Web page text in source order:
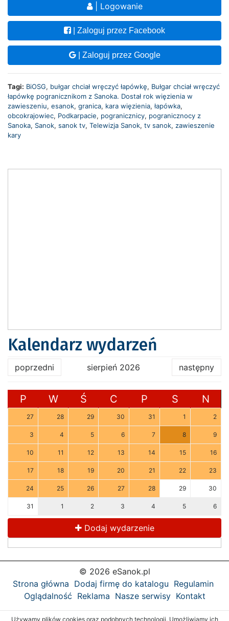
| Logowanie
| Zaloguj przez Facebook
| Zaloguj przez Google
Tagi: BiOSG, bułgar chciał wręczyć łapówkę, Bułgar chciał wręczyć
łapówkę pogranicznikom z Sanoka. Dostał rok więzienia w
zawieszeniu, esanok, granica, kara więzienia, łapówka,
obcokrajowiec, Podkarpacie, pogranicznicy, pogranicznocy z
Sanoka, Sanok, sanok tv, Telewizja Sanok, tv sanok, zawieszenie
kary
Kalendarz wydarzeń
poprzedni sierpień 2026 następny
P W Ś C P S N
27 28 29 30 31 1 2
3 4 5 6 7 8 9
10 11 12 13 14 15 16
17 18 19 20 21 22 23
24 25 26 27 28 29 30
31 1 2 3 4 5 6
Dodaj wydarzenie
© 2026 eSanok.pl
Strona główna Dodaj firmę do katalogu Regulamin
Oglądalność Reklama Nasze serwisy Kontakt
Używamy plików cookies oraz podobnych technologii. Umożliwiamy ich